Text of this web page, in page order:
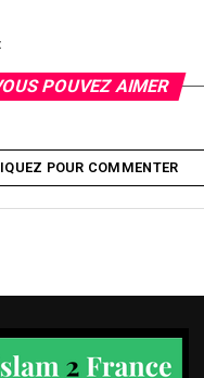
POUVEZ AIMER
POUR COMMENTER